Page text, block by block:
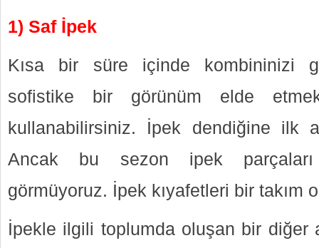
1) Saf İpek
Kısa bir süre içinde kombininizi
sofistike bir görünüm elde
kullanabilirsiniz. İpek dendiğine ilk
Ancak bu sezon ipek parçaları
görmüyoruz. İpek kıyafetleri bir takım
İpekle ilgili toplumda oluşan bir diğer